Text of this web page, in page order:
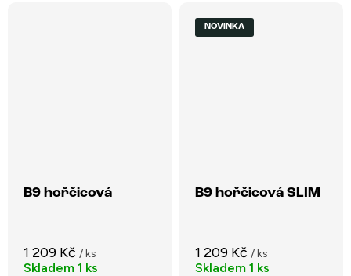
B9 hořčicová
1 209 Kč / ks
Skladem 1 ks
NOVINKA
B9 hořčicová SLIM
1 209 Kč / ks
Skladem 1 ks